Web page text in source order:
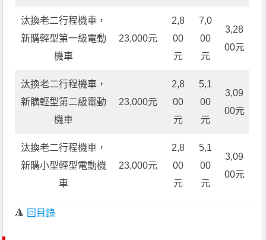
汰換老二行程機車，
新購輕型第一級電動
機車
23,000元
2,8
00
元
7,0
00
元
3,28
00元
汰換老二行程機車，
新購輕型第二級電動
機車
23,000元
2,8
00
元
5,1
00
元
3,09
00元
汰換老二行程機車，
新購小型輕型電動機
車
23,000元
2,8
00
元
5,1
00
元
3,09
00元
🔺 回目錄